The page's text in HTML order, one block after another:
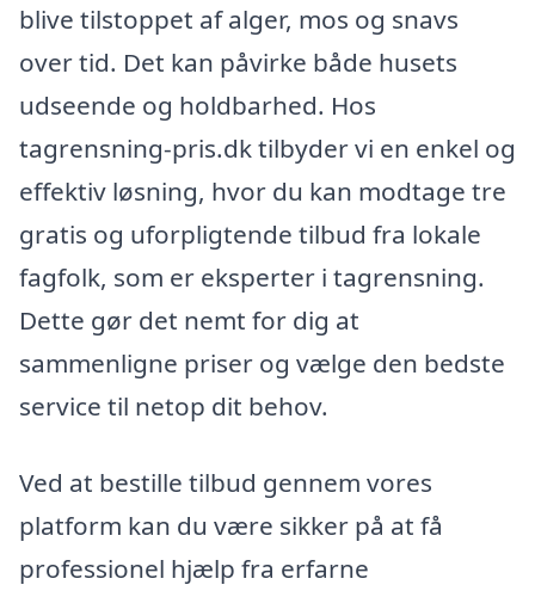
blive tilstoppet af alger, mos og snavs
over tid. Det kan påvirke både husets
udseende og holdbarhed. Hos
tagrensning-pris.dk tilbyder vi en enkel og
effektiv løsning, hvor du kan modtage tre
gratis og uforpligtende tilbud fra lokale
fagfolk, som er eksperter i tagrensning.
Dette gør det nemt for dig at
sammenligne priser og vælge den bedste
service til netop dit behov.
Ved at bestille tilbud gennem vores
platform kan du være sikker på at få
professionel hjælp fra erfarne